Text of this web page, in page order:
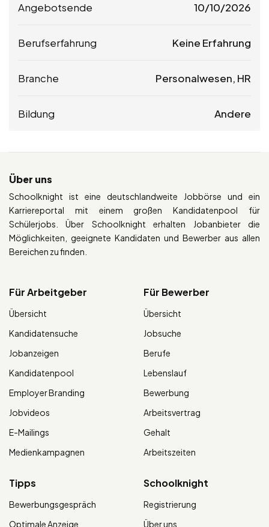
Angebotsende 10/10/2026
Berufserfahrung Keine Erfahrung
Branche Personalwesen, HR
Bildung Andere
Über uns
Schoolknight ist eine deutschlandweite Jobbörse und ein
Karriereportal mit einem großen Kandidatenpool für
Schülerjobs. Über Schoolknight erhalten Jobanbieter die
Möglichkeiten, geeignete Kandidaten und Bewerber aus allen
Bereichen zu finden.
Für Arbeitgeber
Übersicht
Kandidatensuche
Jobanzeigen
Kandidatenpool
Employer Branding
Jobvideos
E-Mailings
Medienkampagnen
Für Bewerber
Übersicht
Jobsuche
Berufe
Lebenslauf
Bewerbung
Arbeitsvertrag
Gehalt
Arbeitszeiten
Tipps
Bewerbungsgespräch
Optimale Anzeige
Schoolknight
Registrierung
Über uns